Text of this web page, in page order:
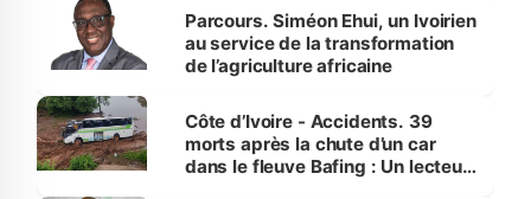
Parcours. Siméon Ehui, un Ivoirien
au service de la transformation
de l’agriculture africaine
Côte d’Ivoire - Accidents. 39
morts après la chute d’un car
dans le fleuve Bafing : Un lecteur